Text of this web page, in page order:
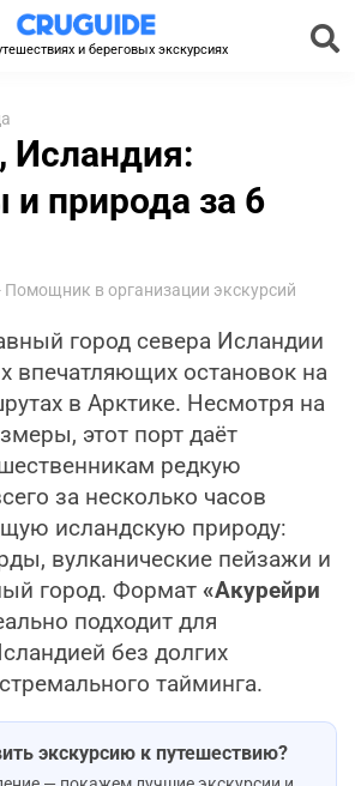
и береговых экскурсиях
Исландия:
природа за 6
Помощник в организации экскурсий
город севера Исландии
впечатляющих остановок на
в Арктике. Несмотря на
этот порт даёт
редкую
за несколько часов
исландскую природу:
вулканические пейзажи и
город. Формат «Акурейри
подходит для
без долгих
тайминга.
экскурсию к путешествию?